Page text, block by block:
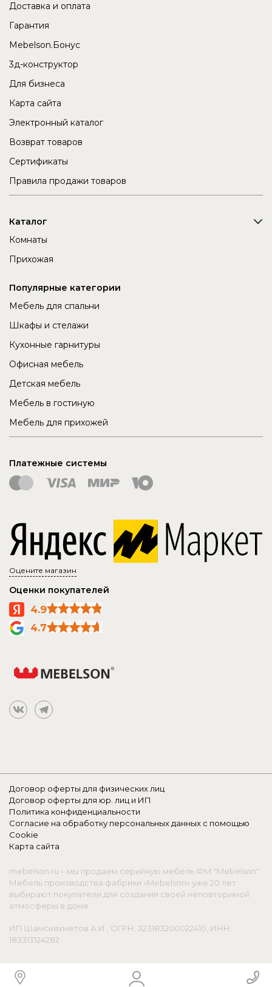
Доставка и оплата
Гарантия
Mebelson.Бонус
3д-конструктор
Для бизнеса
Карта сайта
Электронный каталог
Возврат товаров
Сертификаты
Правила продажи товаров
Каталог
Комнаты
Прихожая
Популярные категории
Мебель для спальни
Шкафы и стелажи
Кухонные гарнитуры
Офисная мебель
Детская мебель
Мебель в гостиную
Мебель для прихожей
Платежные системы
Оцените магазин
Оценки покупателей
4.9
4.7
Договор оферты для физических лиц
Договор оферты для юр. лиц и ИП
Политика конфиденциальности
Согласие на обработку персональных данных с помощью
Cookie
Карта сайта
mebelson.ru – мы продаем серийную мебель ФМ "Mebelson".
Мебель производства фабрики «Mebelson» уже 20 лет
выбирают покупатели для создания своей неповторимой
атмосферы в доме.
ИП Шамсияхметов А.И., ОГРН: 323183200022410, ИНН:
183313124282